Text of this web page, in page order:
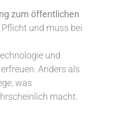
zum öffentlichen
und muss bei
und
Anders als
was
macht.